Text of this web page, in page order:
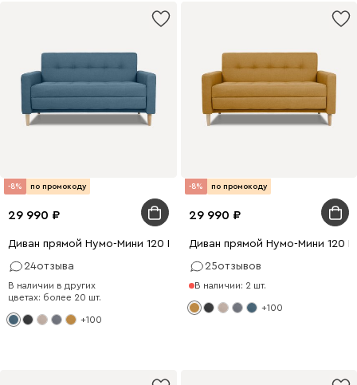
-8% по промокоду
29 990
Диван прямой Нумо-Мини 120 Рогожка Голубой
24отзыва
В наличии в других
цветах: более 20 шт.
+100
-8% по промокоду
29 990
Диван прямой Нумо-Мини 120
25отзывов
В наличии: 2 шт.
+100